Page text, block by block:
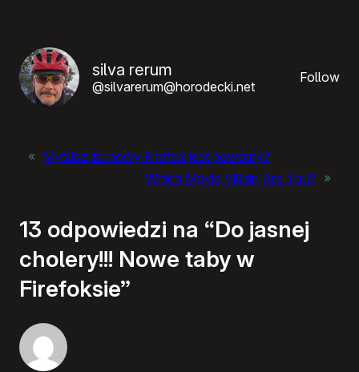
silva rerum
@silvarerum@horodecki.net
Follow
« Myślisz że nowy Firefox jest powolny?
Which Movie Villain Are You? »
13 odpowiedzi na “Do jasnej
cholery!!! Nowe taby w
Firefoksie”